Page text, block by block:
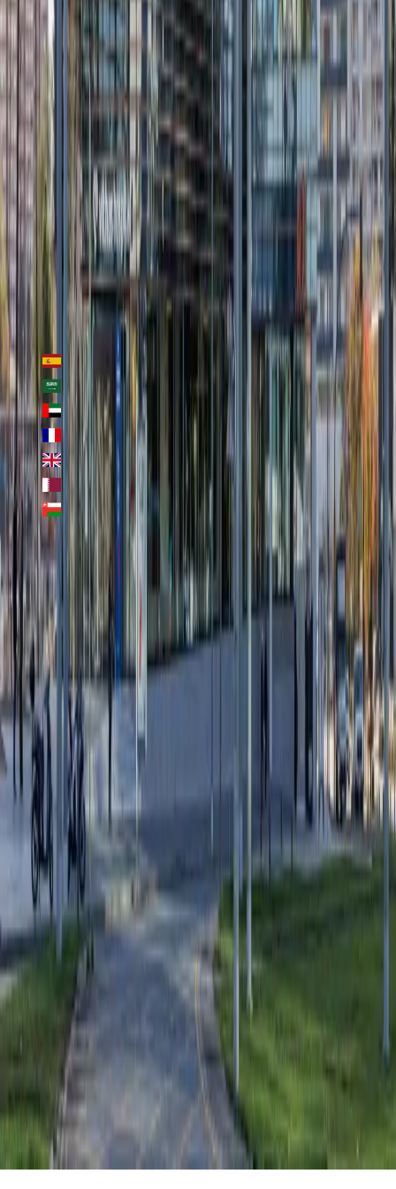
Countries
Saudi Arabia
UAE
France
United Kingdom
Qatar
Oman
Professionals
Homologation
Job offers
Compare salaries
Title analysis
Destinations
Success stories
Hospitals
Talent management
PSV Verification
Request demo
Company
Blog
Press
About us
Newsletter
Updates on homologation, offers and regulations.
No spam. Unsubscribe anytime.
info@bookahospi.com
+34 614 137 385
© 2026 Bookahospi.
All rights reserved.
Privacy Terms
Let's talk